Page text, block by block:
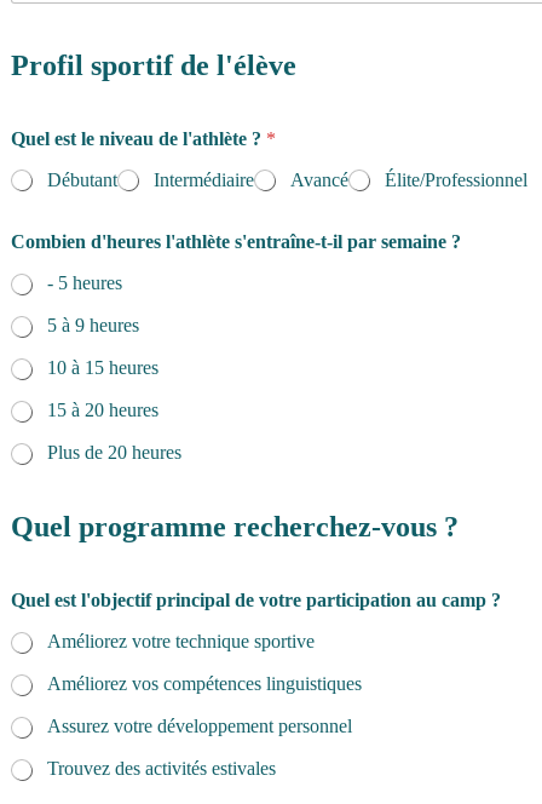
Profil sportif de l'élève
Quel est le niveau de l'athlète ? *
Débutant
Intermédiaire Avancé Élite/Professionnel
Combien d'heures l'athlète s'entraîne-t-il par semaine ?
- 5 heures
5 à 9 heures
10 à 15 heures
15 à 20 heures
Plus de 20 heures
Quel programme recherchez-vous ?
Quel est l'objectif principal de votre participation au camp ?
Améliorez votre technique sportive
Améliorez vos compétences linguistiques
Assurez votre développement personnel
Trouvez des activités estivales